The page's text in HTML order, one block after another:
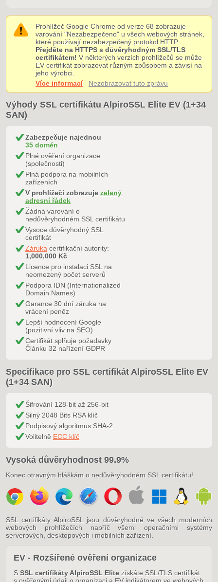
Prohlížeč Google Chrome od verze 68 zobrazuje
varování "Nezabezpečeno" u všech webových stránek,
které používají nezabezpečený protokol HTTP.
Přejděte na HTTPS s důvěryhodným SSL/TLS
certifikátem! V některých verzích prohlížečů se může
EV certifikát zobrazovat různým způsobem a závisí na
jeho výrobci.
Více informací
Nezobrazovat tuto zprávu
Výhody SSL certifikátu AlpiroSSL Elite EV (1+34
SAN)
Zabezpečuje najednou
35 domén
Plné ověření organizace
(společnosti)
Plná podpora na mobilních
zařízeních
V prohlížeči zobrazuje zelený
adresní řádek
Žádná varování o
nedůvěryhodném SSL certifikátu
Vysoce důvěryhodný SSL
certifikát
Záruka certifikační autority:
1,000,000 Kč
Licence pro instalaci SSL na
neomezený počet serverů
Podpora IDN (Internationalized
Domain Names)
Garance 30 dní záruka na
vrácení peněz
Lepší hodnocení Google
(pozitivní vliv na SEO)
Certifikát splňuje požadavky
Článku 32 nařízení GDPR
Specifikace pro SSL certifikát AlpiroSSL Elite EV
(1+34 SAN)
Šifrování 128-bit až 256-bit
Silný 2048 Bits RSA klíč
Podpisový algoritmus SHA-2
Volitelně ECC klíč
Vysoká důvěryhodnost 99.9%
Konec otravným hláškám o nedůvěryhodném SSL certifikátu!
SSL certifikáty AlpiroSSL jsou důvěryhodné ve všech moderních
webových prohlížečích napříč všemi operačními systémy
serverových, desktopových i mobilních zařízení.
EV - Rozšířené ověření organizace
S SSL certifikáty AlpiroSSL Elite získáte SSL/TLS certifikát